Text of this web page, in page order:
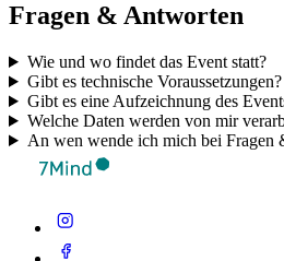
Fragen & Antworten
Wie und wo findet das Event statt?
Gibt es technische Voraussetzungen?
Gibt es eine Aufzeichnung des
Welche Daten werden von mir
An wen wende ich mich bei Fragen